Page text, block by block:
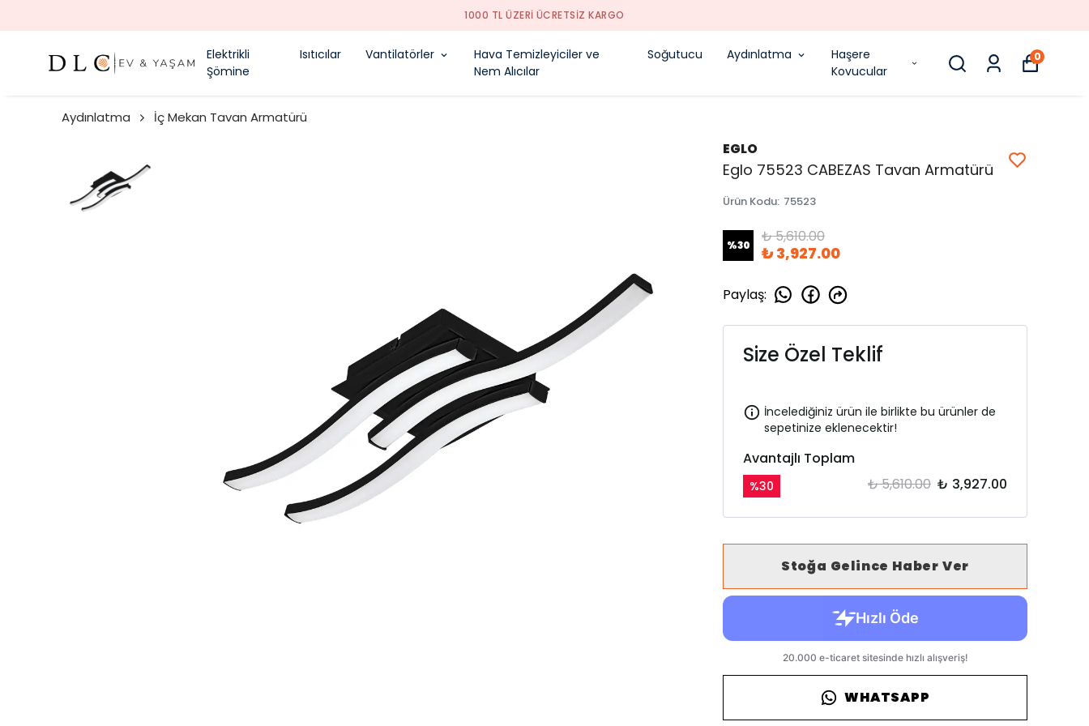
1000 TL ÜZERI ÜCRETSIZ KARGO
Elektrikli
Şömine
Isıtıcılar Vantilatörler
Hava Temizleyiciler ve
Nem Alıcılar
Soğutucu Aydınlatma
Haşere
Kovucular
0
Aydınlatma İç Mekan Tavan Armatürü
EGLO
Eglo 75523 CABEZAS Tavan Armatürü
Ürün Kodu: 75523
%30 ₺ 5,610.00
₺ 3,927.00
Paylaş:
Size Özel Teklif
İncelediğiniz ürün ile birlikte bu ürünler de
sepetinize eklenecektir!
Avantajlı Toplam
%30 ₺ 5,610.00 ₺ 3,927.00
Stoğa Gelince Haber Ver
WHATSAPP